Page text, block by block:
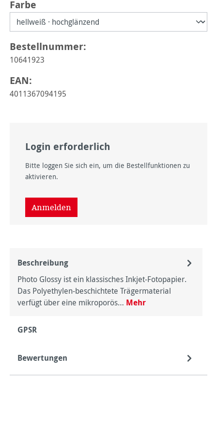
Farbe
Bestellnummer:
10641923
EAN:
4011367094195
Login erforderlich
Bitte loggen Sie sich ein, um die Bestellfunktionen zu
aktivieren.
Anmelden
Beschreibung
Photo Glossy ist ein klassisches Inkjet-Fotopapier.
Das Polyethylen-beschichtete Trägermaterial
verfügt über eine mikroporös… Mehr
GPSR
Bewertungen